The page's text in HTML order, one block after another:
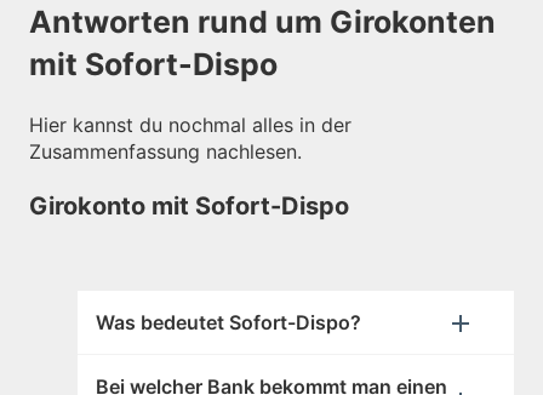
Antworten rund um Girokonten
mit Sofort-Dispo
Hier kannst du nochmal alles in der
Zusammenfassung nachlesen.
Girokonto mit Sofort-Dispo
Was bedeutet Sofort-Dispo?
Bei welcher Bank bekommt man einen